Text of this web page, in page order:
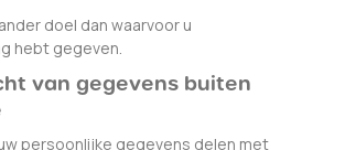
doel dan waarvoor u
hebt gegeven.
van gegevens buiten
persoonlijke gegevens delen met